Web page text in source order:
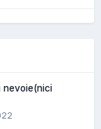
nevoie(nici